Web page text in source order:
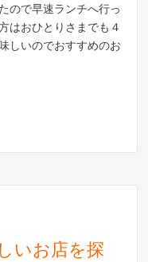
ので早速ランチへ行っ
はおひとりさまでも４
しいのでおすすめのお
いお店を探